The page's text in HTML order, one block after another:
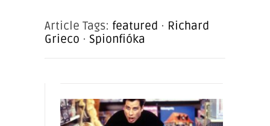
Article Tags: featured · Richard
Grieco · Spionfióka